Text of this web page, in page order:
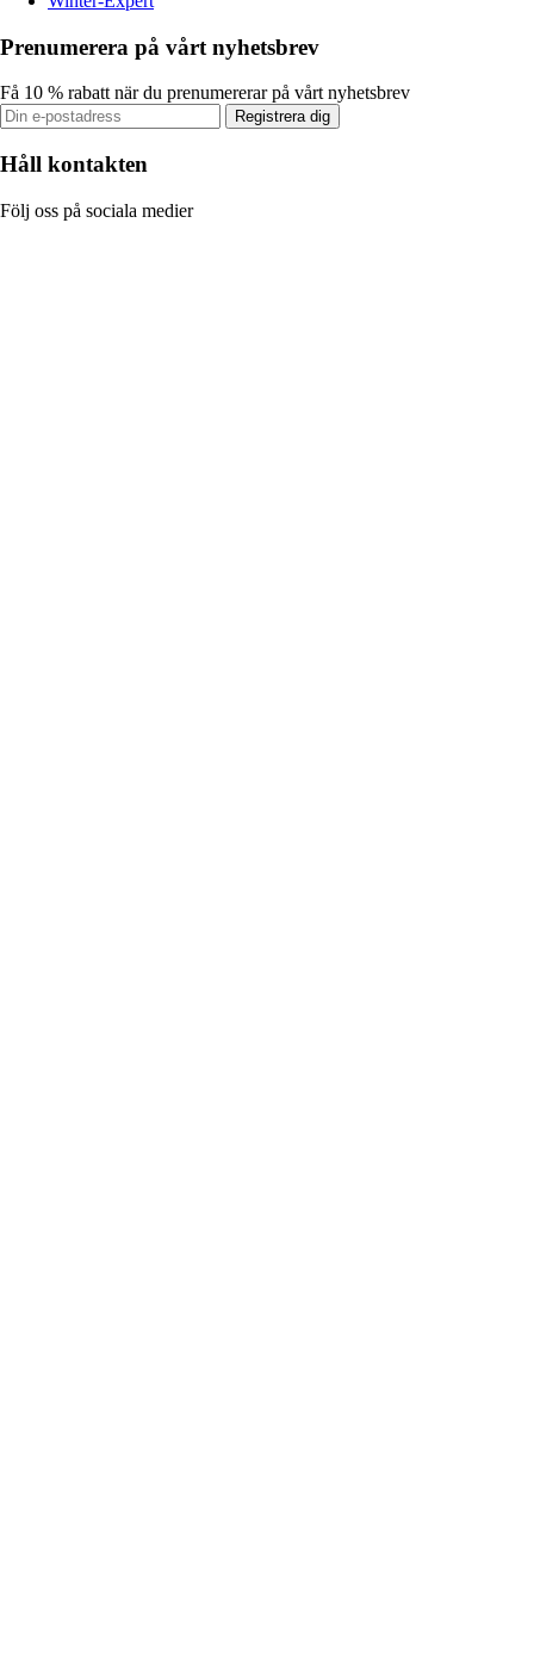
Prenumerera på vårt nyhetsbrev
Få 10 % rabatt när du prenumererar på vårt nyhetsbrev
Registrera dig
Håll kontakten
Följ oss på sociala medier